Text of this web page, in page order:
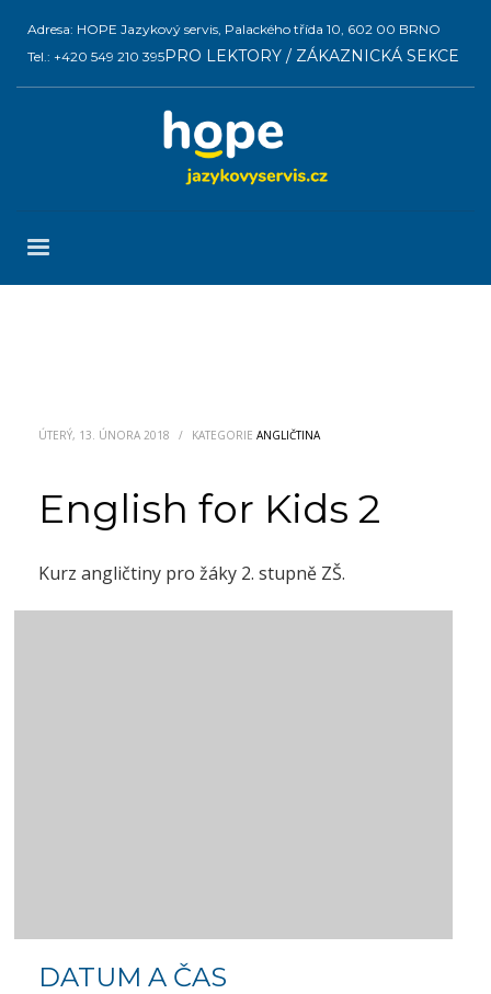
Adresa: HOPE Jazykový servis, Palackého třída 10, 602 00 BRNO
Tel.: +420 549 210 395PRO LEKTORY / ZÁKAZNICKÁ SEKCE
ÚTERÝ, 13. ÚNORA 2018 / KATEGORIE ANGLIČTINA
English for Kids 2
Kurz angličtiny pro žáky 2. stupně ZŠ.
DATUM A ČAS